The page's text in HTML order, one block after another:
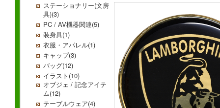
ステーショナリー(文房
具)(3)
PC / AV機器関連(5)
装身具(1)
衣服・アパレル(1)
キャップ(3)
バッグ(12)
イラスト(10)
オブジェ / 記念アイテ
ム(12)
テーブルウェア(4)